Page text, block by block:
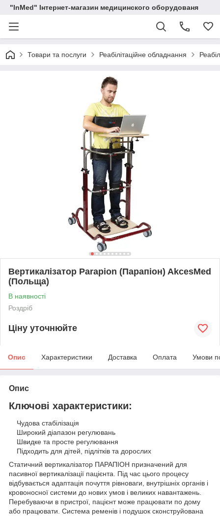
"InMed" Інтернет-магазин медицинского оборудованя
Товари та послуги Реабілітаційне обладнання
Вертикалізатор Parapion (Парапіон) AkcesMed
(Польща)
В наявності
Роздріб
Ціну уточнюйте
Опис Характеристики Доставка Оплата Умови
Опис
Ключові характеристики:
Чудова стабілізація
Широкий діапазон регулювань
Швидке та просте регулювання
Підходить для дітей, підлітків та дорослих
Статичний вертикалізатор ПАРАПІОН призначений для
пасивної вертикалізації пацієнта. Під час цього процесу
відбувається адаптація почуття рівноваги, внутрішніх органів і
кровоносної системи до нових умов і великих навантажень.
Перебуваючи в пристрої, пацієнт може працювати по дому
або працювати. Система ременів і подушок сконструйована